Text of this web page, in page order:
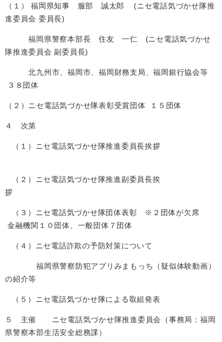
（１） 福岡県知事 服部 誠太郎 (ニセ電話気づかせ隊推
進委員会 委員長)
福岡県警察本部長 住友 一仁 (ニセ電話気づかせ
隊推進委員会 副委員長)
北九州市、福岡市、福岡財務支局、福岡銀行協会等
３８団体
（２）ニセ電話気づかせ隊表彰受賞団体 １５団体
４ 次第
（１）ニセ電話気づかせ隊推進委員長挨拶
（２）ニセ電話気づかせ隊推進副委員長挨
拶
（３）ニセ電話気づかせ隊団体表彰 ※２団体が欠席
金融機関１０団体、一般団体７団体
（４）ニセ電話詐欺の予防対策について
福岡県警察防犯アプリみまもっち（疑似体験動画）
の紹介等
（５）ニセ電話気づかせ隊による取組発表
５ 主催 ニセ電話気づかせ隊推進委員会（事務局：福岡
県警察本部生活安全総務課）